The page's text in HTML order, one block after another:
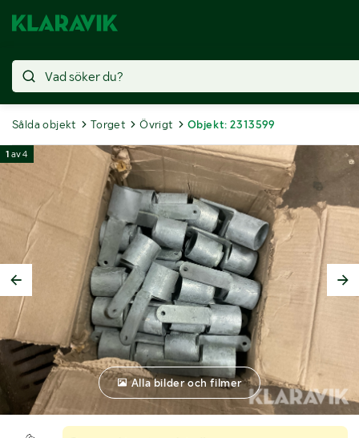
Sålda objekt Torget Övrigt Objekt: 2313599
1 av4
Alla bilder och filmer